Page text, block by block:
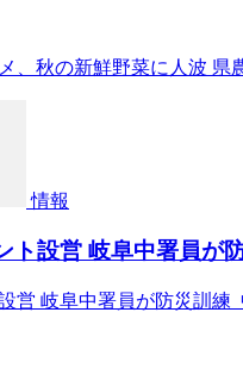
、秋の新鮮野菜に人波
情報
ト設営 岐阜中署員が
営 岐阜中署員が防災訓練